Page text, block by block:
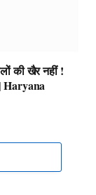
की खैर नहीं !
Haryana